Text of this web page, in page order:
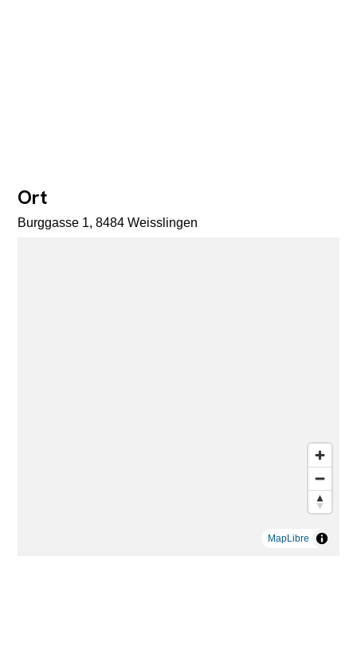
Ort
Burggasse 1, 8484 Weisslingen
MapLibre